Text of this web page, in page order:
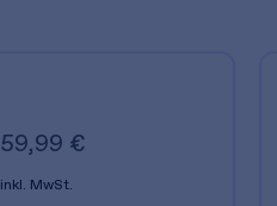
59,99 €
inkl. MwSt.